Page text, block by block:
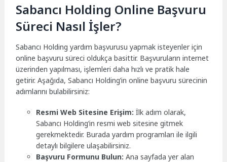
Sabancı Holding Online Başvuru
Süreci Nasıl İşler?
Sabancı Holding yardım başvurusu yapmak isteyenler için
online başvuru süreci oldukça basittir. Başvuruların internet
üzerinden yapılması, işlemleri daha hızlı ve pratik hale
getirir. Aşağıda, Sabancı Holding’in online başvuru sürecinin
adımlarını bulabilirsiniz:
Resmi Web Sitesine Erişim: İlk adım olarak,
Sabancı Holding’in resmi web sitesine gitmek
gerekmektedir. Burada yardım programları ile ilgili
detaylı bilgilere ulaşabilirsiniz.
Başvuru Formunu Bulun: Ana sayfada yer alan